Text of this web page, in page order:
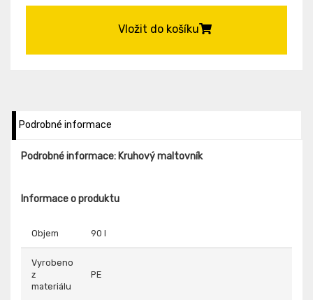
Vložit do košíku
Podrobné informace
Podrobné informace: Kruhový maltovník
Informace o produktu
Objem 90 l
Vyrobeno
z
materiálu
PE